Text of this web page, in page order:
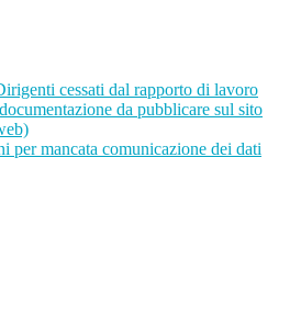
cessati dal rapporto di lavoro
da pubblicare sul sito
per mancata comunicazione dei dati